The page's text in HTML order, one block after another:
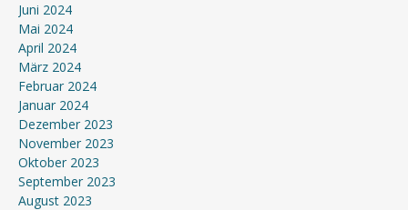
Juni 2024
Mai 2024
April 2024
März 2024
Februar 2024
Januar 2024
Dezember 2023
November 2023
Oktober 2023
September 2023
August 2023